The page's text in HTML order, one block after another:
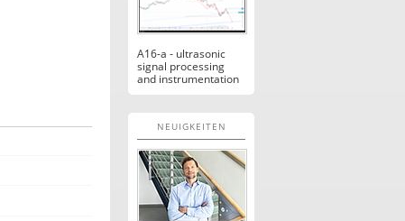
A16-a - ultrasonic
signal processing
and instrumentation
NEUIGKEITEN